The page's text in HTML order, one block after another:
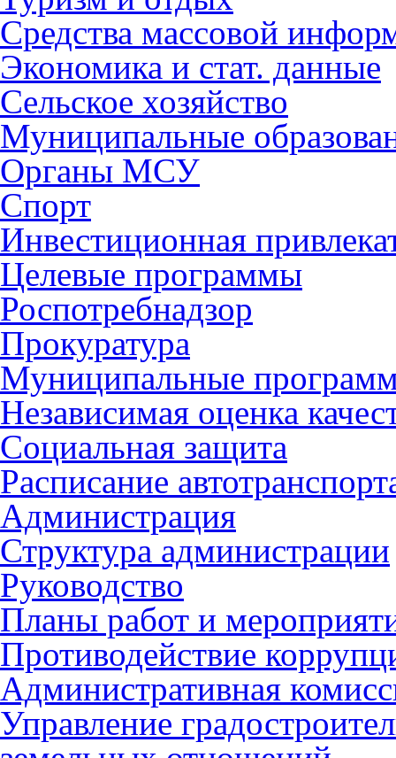
Средства массовой
Экономика и стат. данные
Сельское хозяйство
Муниципальные
Органы МСУ
Спорт
Инвестиционная
Целевые программы
Роспотребнадзор
Прокуратура
Муниципальные
Независимая оценка
Социальная защита
Расписание
Администрация
Структура администрации
Руководство
Планы работ и
Противодействие
Административная
Управление